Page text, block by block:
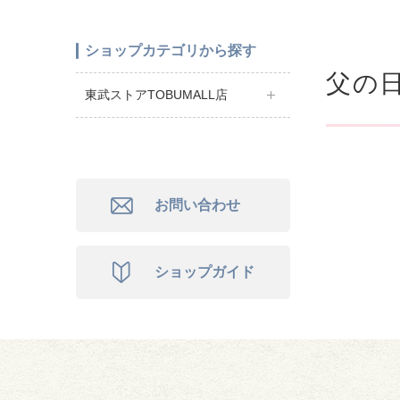
ショップカテゴリから探す
東武ストアTOBUMALL店
お問い合わせ
ショップガイド
父の